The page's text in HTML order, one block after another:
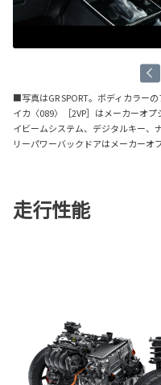
■写真はGR SPORT。ボディカラー
イカ〈089〉［2VP］はメーカーオ
イビームシステム、デジタルキー、
リーパワーバックドアはメーカーオ
走行性能